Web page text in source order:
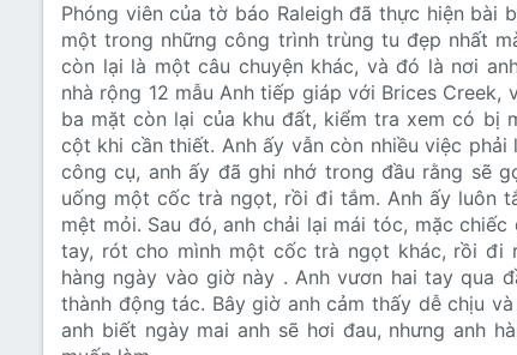
Phóng viên của tờ báo Raleigh đã thực hiện bài
một trong những công trình trùng tu đẹp nhất
còn lại là một câu chuyện khác, và đó là nơi
nhà rộng 12 mẫu Anh tiếp giáp với Brices
ba mặt còn lại của khu đất, kiểm tra xem có bị
cột khi cần thiết. Anh ấy vẫn còn nhiều việc
công cụ, anh ấy đã ghi nhớ trong đầu rằng sẽ
uống một cốc trà ngọt, rồi đi tắm. Anh ấy luôn
mệt mỏi. Sau đó, anh chải lại mái tóc, mặc
tay, rót cho mình một cốc trà ngọt khác, rồi đi
hàng ngày vào giờ này . Anh vươn hai tay qua
thành động tác. Bây giờ anh cảm thấy dễ chịu
anh biết ngày mai anh sẽ hơi đau, nhưng anh